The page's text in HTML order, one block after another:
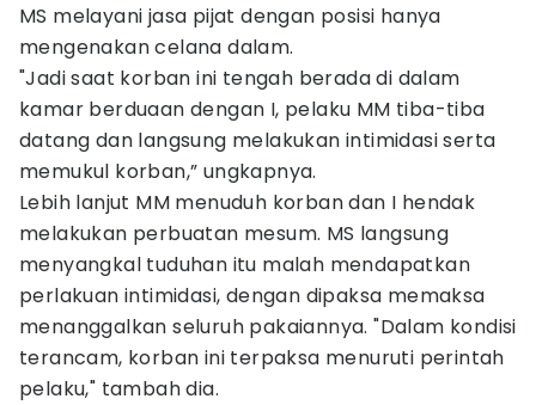
MS melayani jasa pijat dengan posisi hanya
mengenakan celana dalam.
"Jadi saat korban ini tengah berada di dalam
kamar berduaan dengan I, pelaku MM tiba-tiba
datang dan langsung melakukan intimidasi serta
memukul korban,” ungkapnya.
Lebih lanjut MM menuduh korban dan I hendak
melakukan perbuatan mesum. MS langsung
menyangkal tuduhan itu malah mendapatkan
perlakuan intimidasi, dengan dipaksa memaksa
menanggalkan seluruh pakaiannya. "Dalam kondisi
terancam, korban ini terpaksa menuruti perintah
pelaku," tambah dia.